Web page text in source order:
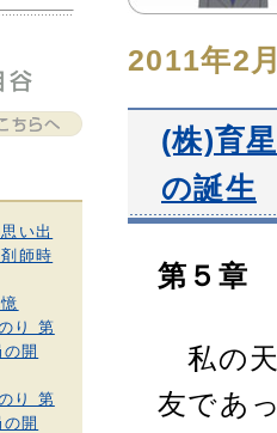
2011年2
(株)育
の誕生
第５章
私の
友であ
い出
師時
り 第
開
り 第
開